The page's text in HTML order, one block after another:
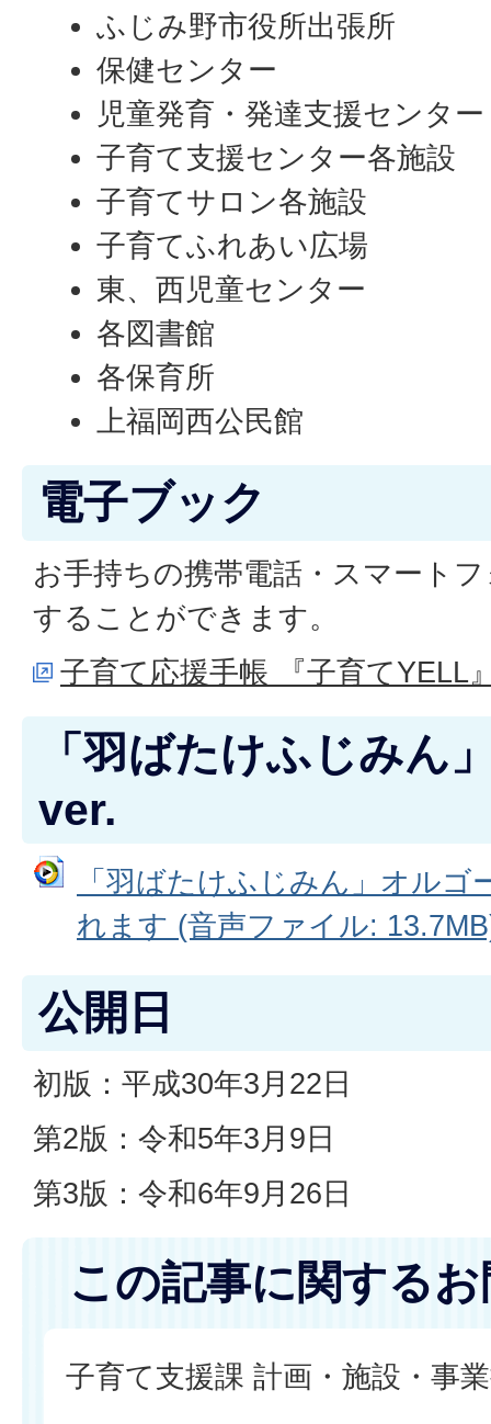
ふじみ野市役所出張所
保健センター
児童発育・発達支援センター
子育て支援センター各施設
子育てサロン各施設
子育てふれあい広場
東、西児童センター
各図書館
各保育所
上福岡西公民館
電子ブック
お手持ちの携帯電話・スマート
することができます。
子育て応援手帳 『子育てYELL
「羽ばたけふじみん
ver.
「羽ばたけふじみん」オルゴ
れます (音声ファイル:
公開日
初版：平成30年3月22日
第2版：令和5年3月9日
第3版：令和6年9月26日
この記事に関する
子育て支援課 計画・施設・事